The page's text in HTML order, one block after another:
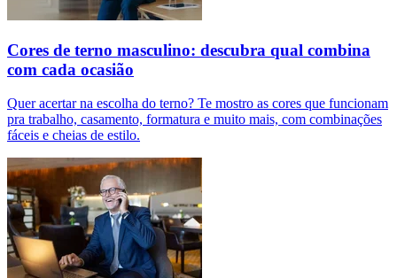
Cores de terno masculino: descubra qual combina
com cada ocasião
Quer acertar na escolha do terno? Te mostro as cores que funcionam
pra trabalho, casamento, formatura e muito mais, com combinações
fáceis e cheias de estilo.